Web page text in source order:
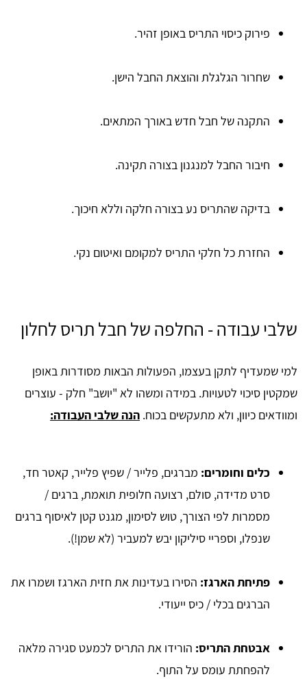
פירוק כיסוי התריס באופן זהיר.
שחרור הגלגלת והוצאת החבל הישן.
התקנה של חבל חדש באורך המתאים.
חיבור החבל למנגנון בצורה תקינה.
בדיקה שהתריס נע בצורה חלקה וללא חיכוך.
החזרת כל חלקי התריס למקומם ואיטום נקי.
שלבי עבודה - החלפה של חבל תריס לחלון
למי שמעדיף לתקן בעצמו, הפעולות הבאות מסודרות באופן
שמקטין סיכוי לטעויות. במידה ומשהו לא "יושב" חלק - עוצרים
ומוודאים כיוון, ולא מתעקשים בכוח. הנה שלבי העבודה:
כלים וחומרים: מברגים, פלייר / שפיץ פלייר, קאטר חד,
סרט מדידה, סולם, רצועה חלופית תואמת, ברגים /
מסמרות לפי הצורך, טוש לסימון, מגנט קטן לאיסוף ברגים
שנפלו, וספריי סיליקון יבש למעביר (לא שמן!).
פתיחת הארגז: הסירו בעדינות את חזית הארגז ושמרו את
הברגים בכלי / כיס ייעודי.
אבטחת התריס: הורידו את התריס לכמעט סגירה מלאה
להפחתת עומס על התוף.